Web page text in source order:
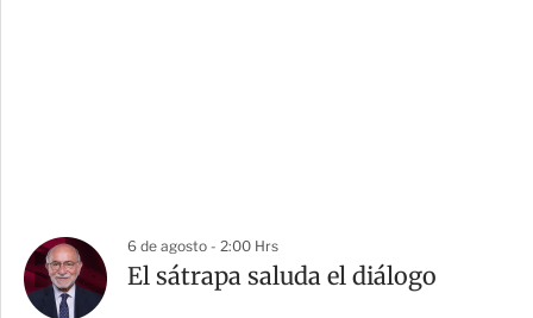
6 de agosto - 2:00 Hrs
El sátrapa saluda el diálogo